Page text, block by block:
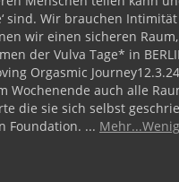
sind. Wir brauchen
wir einen sicheren
der Vulva Tage* in
Orgasmic Journey
auch alle
die sie sich selbst
Foundation. ... Mehr...